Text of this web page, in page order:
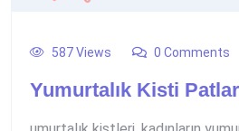
587 Views 0 Comments
Yumurtalık Kisti